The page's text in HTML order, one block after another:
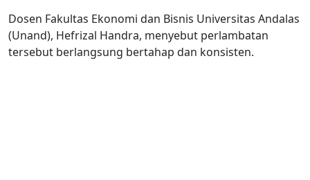
Dosen Fakultas Ekonomi dan Bisnis Universitas Andalas
(Unand), Hefrizal Handra, menyebut perlambatan
tersebut berlangsung bertahap dan konsisten.